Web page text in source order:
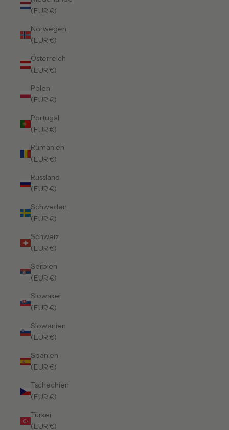
(EUR €)
Norwegen
(EUR €)
Österreich
(EUR €)
Polen
(EUR €)
Portugal
(EUR €)
Rumänien
(EUR €)
Russland
(EUR €)
Schweden
(EUR €)
Schweiz
(EUR €)
Serbien
(EUR €)
Slowakei
(EUR €)
Slowenien
(EUR €)
Spanien
(EUR €)
Tschechien
(EUR €)
Türkei
(EUR €)